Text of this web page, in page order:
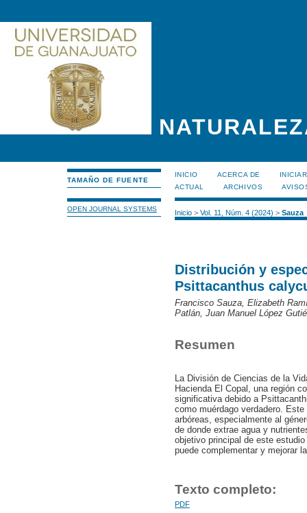
TAMAÑO DE FUENTE
OPEN JOURNAL SYSTEMS
INICIO ACERCA DE
ACTUAL
ARCHIVOS
Inicio> Vol. 11, Núm. 4 (2024) > Sauza
Distribución y
Psittacanthus
Francisco Sauza, Elizabeth
Patlán, Juan Manuel López
Resumen
La División de Ciencias de la
Hacienda El Copal, una región
significativa debido a
como muérdago verdadero.
arbóreas, especialmente al
de donde extrae agua y
objetivo principal de este
puede complementar y mejorar
Texto completo:
PDF